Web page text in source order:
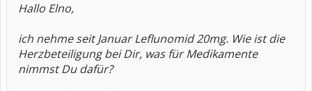
Hallo Elno,
ich nehme seit Januar Leflunomid 20mg. Wie ist die
Herzbeteiligung bei Dir, was für Medikamente
nimmst Du dafür?